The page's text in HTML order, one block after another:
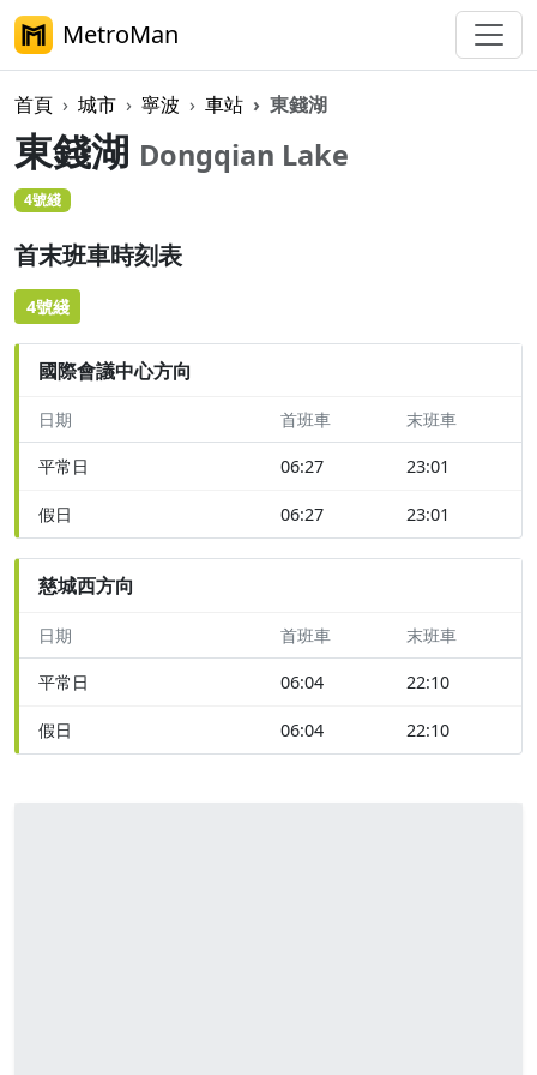
MetroMan
首頁 城市 寧波 車站 東錢湖
東錢湖 Dongqian Lake
4號綫
首末班車時刻表
4號綫
國際會議中心方向
日期 首班車 末班車
平常日 06:27 23:01
假日 06:27 23:01
慈城西方向
日期 首班車 末班車
平常日 06:04 22:10
假日 06:04 22:10